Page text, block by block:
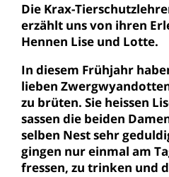
Die Krax-
erzählt uns von ihren
Hennen Lise und Lotte.
In diesem Frühjahr
lieben
zu brüten. Sie heissen
sassen die beiden
selben Nest sehr
gingen nur einmal am
fressen, zu trinken und